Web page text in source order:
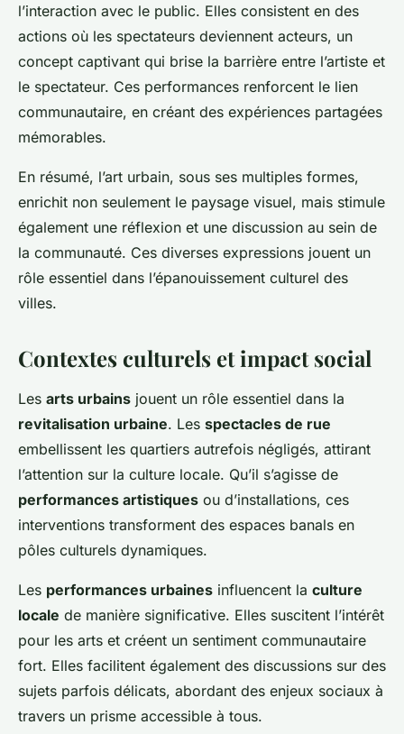
l’interaction avec le public. Elles consistent en des
actions où les spectateurs deviennent acteurs, un
concept captivant qui brise la barrière entre l’artiste et
le spectateur. Ces performances renforcent le lien
communautaire, en créant des expériences partagées
mémorables.
En résumé, l’art urbain, sous ses multiples formes,
enrichit non seulement le paysage visuel, mais stimule
également une réflexion et une discussion au sein de
la communauté. Ces diverses expressions jouent un
rôle essentiel dans l’épanouissement culturel des
villes.
Contextes culturels et impact social
Les arts urbains jouent un rôle essentiel dans la
revitalisation urbaine. Les spectacles de rue
embellissent les quartiers autrefois négligés, attirant
l’attention sur la culture locale. Qu’il s’agisse de
performances artistiques ou d’installations, ces
interventions transforment des espaces banals en
pôles culturels dynamiques.
Les performances urbaines influencent la culture
locale de manière significative. Elles suscitent l’intérêt
pour les arts et créent un sentiment communautaire
fort. Elles facilitent également des discussions sur des
sujets parfois délicats, abordant des enjeux sociaux à
travers un prisme accessible à tous.